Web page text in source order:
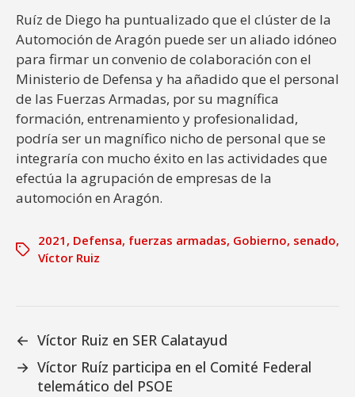
Ruíz de Diego ha puntualizado que el clúster de la
Automoción de Aragón puede ser un aliado idóneo
para firmar un convenio de colaboración con el
Ministerio de Defensa y ha añadido que el personal
de las Fuerzas Armadas, por su magnífica
formación, entrenamiento y profesionalidad,
podría ser un magnífico nicho de personal que se
integraría con mucho éxito en las actividades que
efectúa la agrupación de empresas de la
automoción en Aragón.
2021 , Defensa, fuerzas armadas, Gobierno, senado,
Víctor Ruiz
← Víctor Ruiz en SER Calatayud
→ Víctor Ruíz participa en el Comité Federal
telemático del PSOE